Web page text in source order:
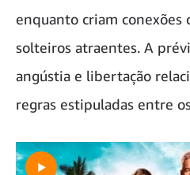
enquanto criam conexões
solteiros atraentes. A
angústia e libertação
regras estipuladas entre